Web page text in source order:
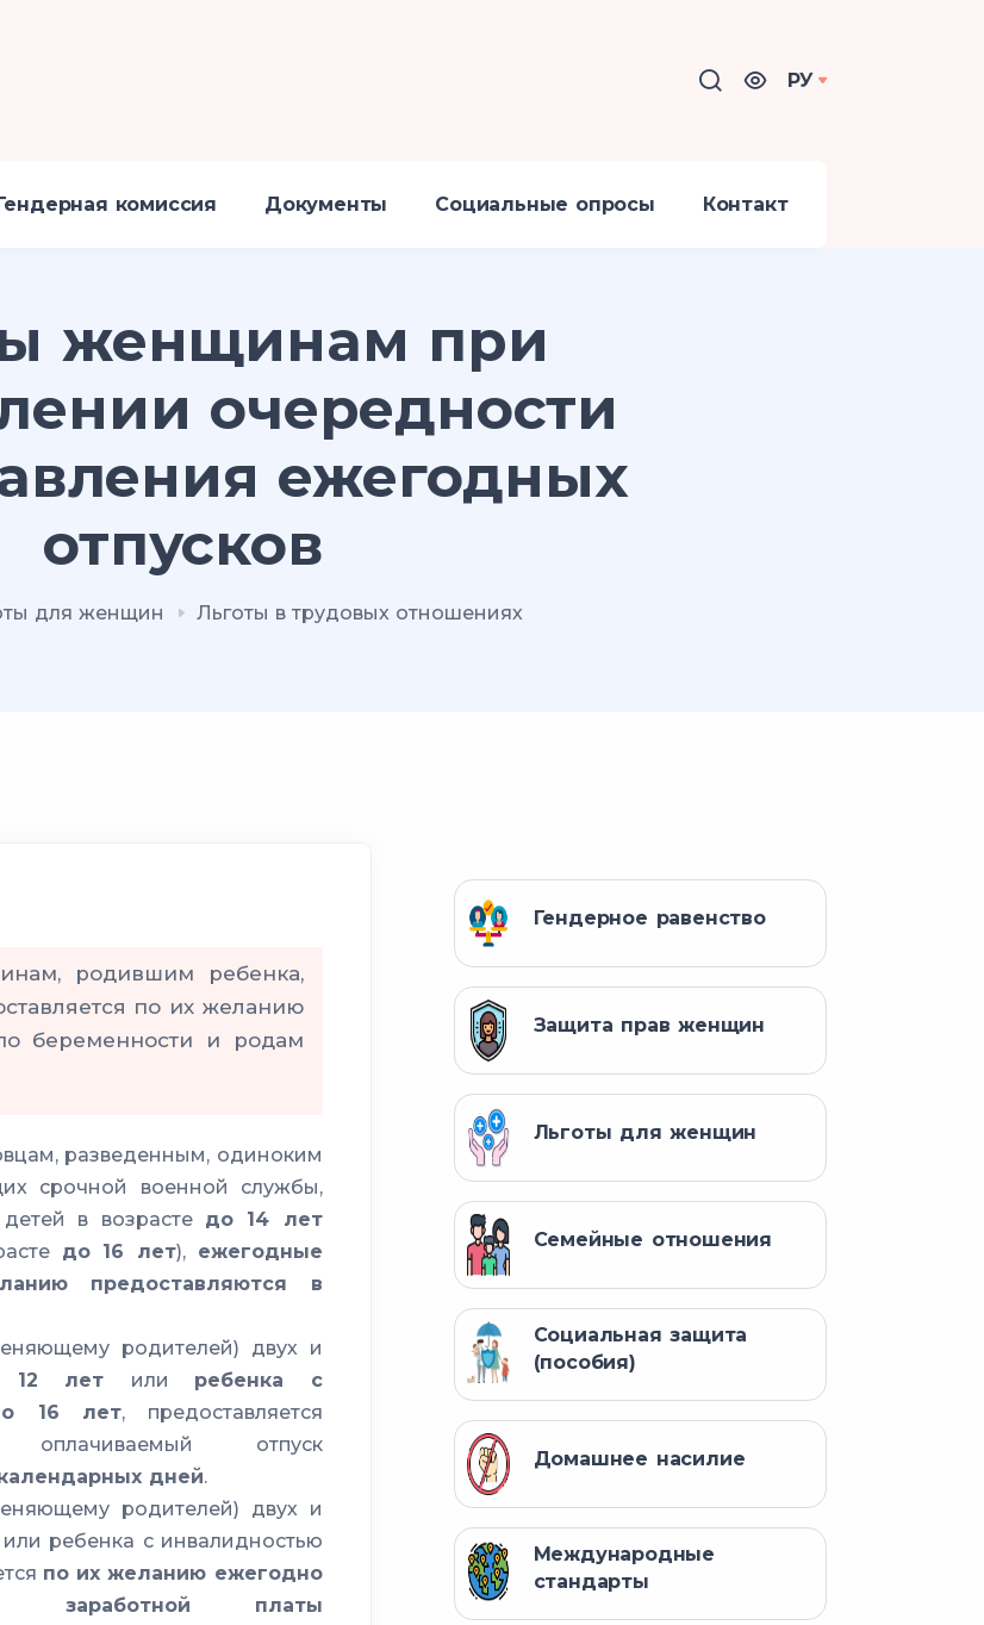
РУ
Гендерная комиссия Документы Социальные опросы Контакт
женщинам при
очередности
ежегодных
отпусков
для женщин Льготы в трудовых отношениях
родившим ребенка,
по их желанию
беременности и родам
разведенным, одиноким
срочной военной службы,
в возрасте до 14 лет
до 16 лет), ежегодные
предоставляются в
родителей) двух и
12 лет или ребенка с
16 лет, предоставляется
оплачиваемый отпуск
дней.
родителей) двух и
или ребенка с инвалидностью
по их желанию ежегодно
заработной платы
Гендерное равенство
Защита прав женщин
Льготы для женщин
Семейные отношения
Социальная защита
(пособия)
Домашнее насилие
Международные
стандарты